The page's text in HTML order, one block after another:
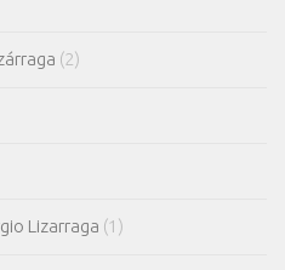
(2)
Lizarraga (1)